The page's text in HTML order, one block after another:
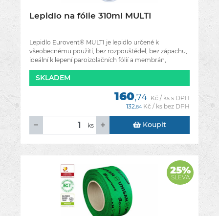
Lepidlo na fólie 310ml MULTI
Lepidlo Eurovent® MULTI je lepidlo určené k
všeobecnému použití, bez rozpouštědel, bez zápachu,
ideální k lepení paroizolačních fólií a membrán,
střešních membrán. Je
SKLADEM
160,74 Kč / ks s DPH
132,84 Kč / ks bez DPH
ks Koupit
25%
SLEVA